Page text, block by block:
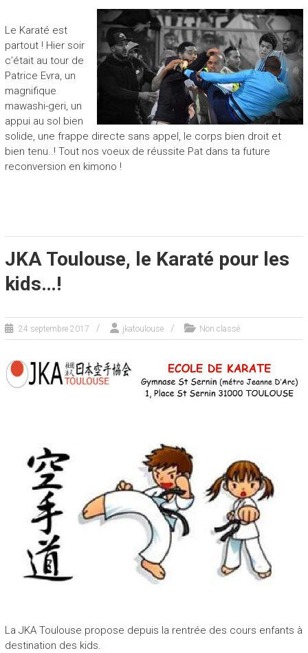
Le Karaté est
partout ! Hier soir
c’était au tour de
Patrice Evra, un
magnifique
mawashi-geri, un
appui au sol bien
solide, une frappe directe sans appel, le corps bien droit et
bien tenu..! Tout nos voeux de réussite Pat dans ta future
reconversion en kimono !
JKA Toulouse, le Karaté pour les
kids…!
24 septembre 2017 jkatoulouse Non classé
La JKA Toulouse propose depuis la rentrée des cours enfants à
destination des kids.